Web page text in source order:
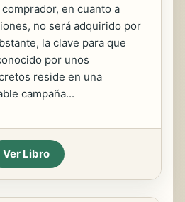
en cuanto a
no será adquirido por
la clave para que
por unos
reside en una
campaña...
Ver Libro